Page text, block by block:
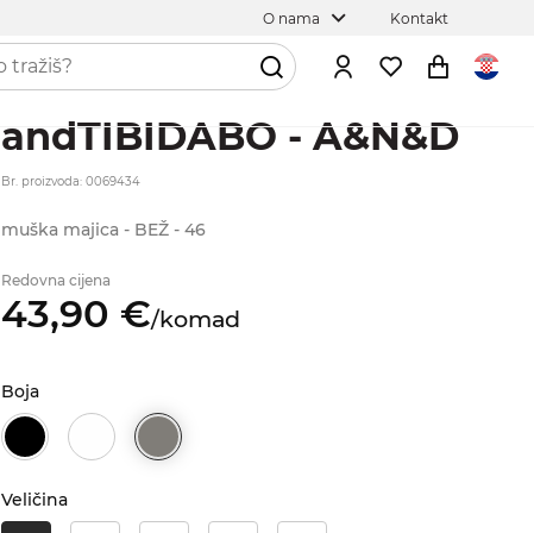
O nama Kontakt
andTIBIDABO - A&N&D
Br. proizvoda: 0069434
muška majica - BEŽ - 46
Redovna cijena
43,90 €/komad
Boja
Veličina